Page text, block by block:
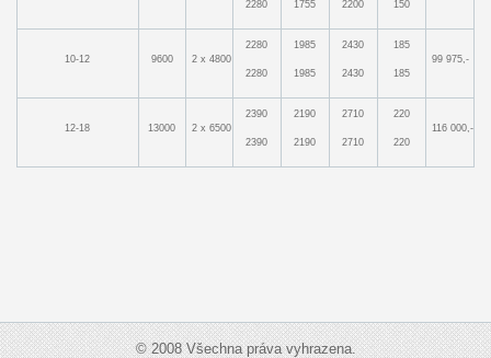
2280 1755 2200 150
10-12 9600 2 x 4800
2280
2280
1985
1985
2430
2430
185
185
99 975,-
12-18 13000 2 x 6500
2390
2390
2190
2190
2710
2710
220
220
116 000,-
© 2008 Všechna práva vyhrazena.